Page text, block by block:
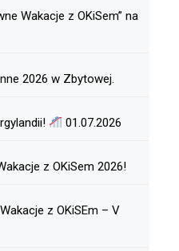
Wakacje z OKiSem” na
2026 w Zbytowej.
01.07.2026
z OKiSem 2026!
z OKiSEm – V